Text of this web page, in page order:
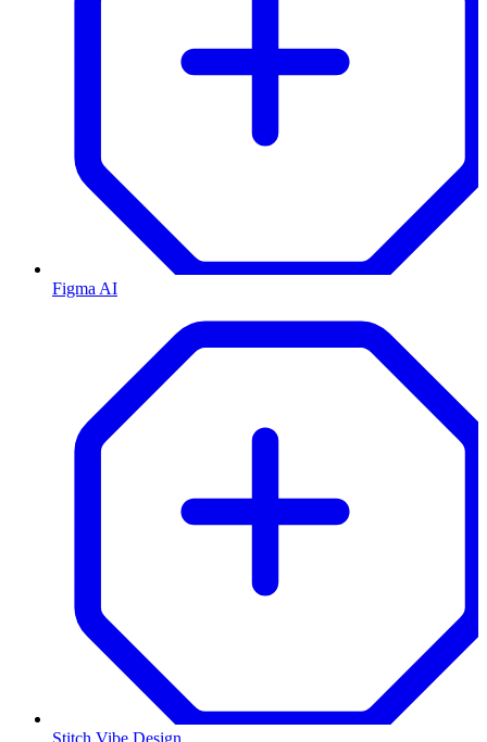
Figma AI
Stitch Vibe Design